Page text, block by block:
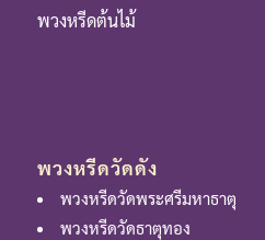
พวงหรีดต้นไม้
พวงหรีดวัดดัง
พวงหรีดวัดพระศรีมหาธาตุ
พวงหรีดวัดธาตุทอง